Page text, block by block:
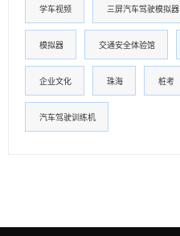
学车视频 三屏汽车驾驶模拟器
模拟器 交通安全体验馆
企业文化 珠海 桩考
汽车驾驶训练机